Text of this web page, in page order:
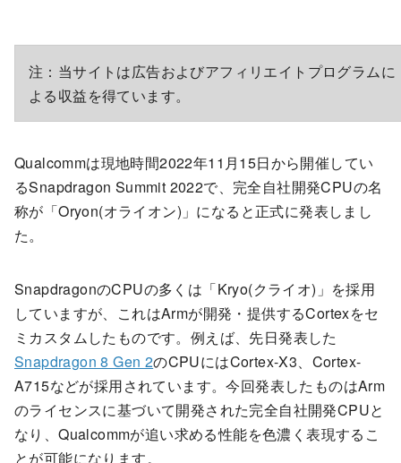
注：当サイトは広告およびアフィリエイトプログラムに
よる収益を得ています。
Qualcommは現地時間2022年11月15日から開催してい
るSnapdragon Summit 2022で、完全自社開発CPUの名
称が「Oryon(オライオン)」になると正式に発表しまし
た。
SnapdragonのCPUの多くは「Kryo(クライオ)」を採用
していますが、これはArmが開発・提供するCortexをセ
ミカスタムしたものです。例えば、先日発表した
Snapdragon 8 Gen 2のCPUにはCortex-X3、Cortex-
A715などが採用されています。今回発表したものはArm
のライセンスに基づいて開発された完全自社開発CPUと
なり、Qualcommが追い求める性能を色濃く表現するこ
とが可能になります。